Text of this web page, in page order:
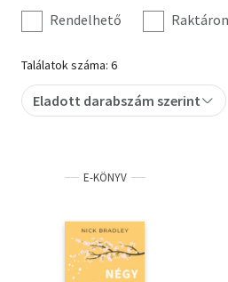
Irodalom
Művészet
Szakkönyv
Tankönyv, segédkönyv
Társadalomtudomány
Természettudomány
szűrés
Rendelhető
Raktáron
Találatok száma: 6
Eladott darabszám szerint
E-KÖNYV